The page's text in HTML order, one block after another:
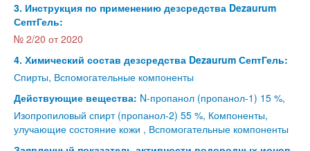
3. Инструкция по применению дезсредства Dezaurum
СептГель:
№ 2/20 от 2020
4. Химический состав дезсредства Dezaurum СептГель:
Спирты, Вспомогательные компоненты
Действующие вещества: N-пропанол (пропанол-1) 15 %,
Изопропиловый спирт (пропанол-2) 55 %, Компоненты,
улучающие состояние кожи , Вспомогательные компоненты